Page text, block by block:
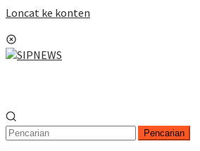
Loncat ke konten
Pencarian